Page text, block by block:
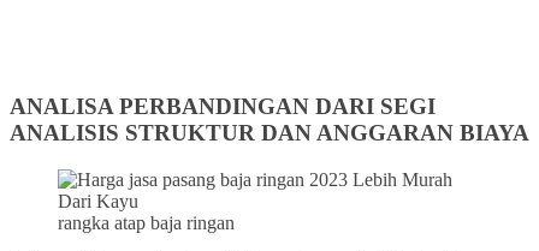
ANALISA PERBANDINGAN DARI SEGI
ANALISIS STRUKTUR DAN ANGGARAN BIAYA
rangka atap baja ringan